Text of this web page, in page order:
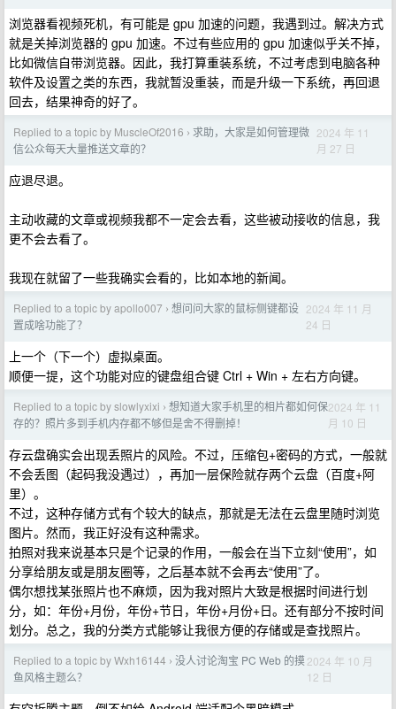
浏览器看视频死机，有可能是 gpu 加速的问题，我遇到过。解决方式
就是关掉浏览器的 gpu 加速。不过有些应用的 gpu 加速似乎关不掉，
比如微信自带浏览器。因此，我打算重装系统，不过考虑到电脑各种
软件及设置之类的东西，我就暂没重装，而是升级一下系统，再回退
回去，结果神奇的好了。
Replied to a topic by MuscleOf2016 › 求助，大家是如何管理微
信公众每天大量推送文章的？
2024 年 11
月 27 日
应退尽退。
主动收藏的文章或视频我都不一定会去看，这些被动接收的信息，我
更不会去看了。
我现在就留了一些我确实会看的，比如本地的新闻。
Replied to a topic by apollo007 › 想问问大家的鼠标侧键都设
置成啥功能了？
2024 年 11 月
24 日
上一个（下一个）虚拟桌面。
顺便一提，这个功能对应的键盘组合键 Ctrl + Win + 左右方向键。
Replied to a topic by slowlyxixi › 想知道大家手机里的相片都如何保
存的？照片多到手机内存都不够但是舍不得删掉！
2024 年 11
月 10 日
存云盘确实会出现丢照片的风险。不过，压缩包+密码的方式，一般就
不会丢图（起码我没遇过），再加一层保险就存两个云盘（百度+阿
里）。
不过，这种存储方式有个较大的缺点，那就是无法在云盘里随时浏览
图片。然而，我正好没有这种需求。
拍照对我来说基本只是个记录的作用，一般会在当下立刻“使用”，如
分享给朋友或是朋友圈等，之后基本就不会再去“使用”了。
偶尔想找某张照片也不麻烦，因为我对照片大致是根据时间进行划
分，如：年份+月份，年份+节日，年份+月份+日。还有部分不按时间
划分。总之，我的分类方式能够让我很方便的存储或是查找照片。
Replied to a topic by Wxh16144 › 没人讨论淘宝 PC Web 的摸
鱼风格主题么？
2024 年 10 月
12 日